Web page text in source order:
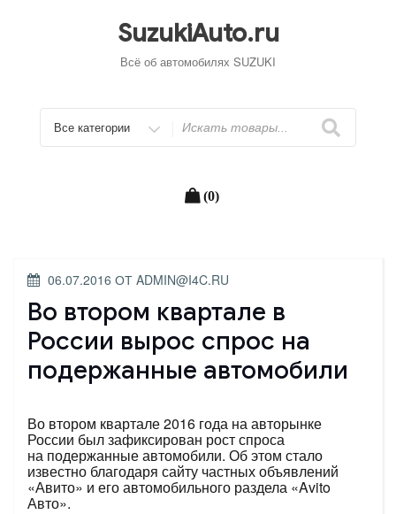
SuzukiAuto.ru
Всё об автомобилях SUZUKI
Искать
(0)
ОПУБЛИКОВАНО
06.07.2016 ОТ ADMIN@I4C.RU
Во втором квартале в
России вырос спрос на
подержанные автомобили
Во втором квартале 2016 года на авторынке
России был зафиксирован рост спроса
на подержанные автомобили. Об этом стало
известно благодаря сайту частных объявлений
«Авито» и его автомобильного раздела «Avito
Авто».